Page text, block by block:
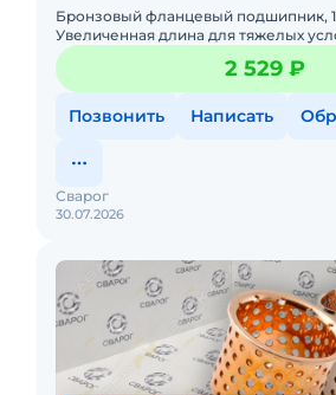
Бронзовый фланцевый подшипник,
Увеличенная длина для тяжелых
жесткость узла. Для направляющих
осевыми нагрузка
2 529 ₽
Позвонить Написать
30.07.2026
Сварог